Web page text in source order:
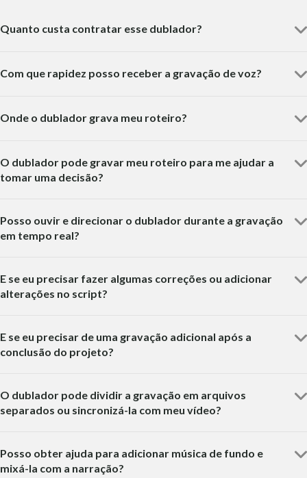
Quanto custa contratar esse dublador?
Com que rapidez posso receber a gravação de voz?
Onde o dublador grava meu roteiro?
O dublador pode gravar meu roteiro para me ajudar a
tomar uma decisão?
Posso ouvir e direcionar o dublador durante a gravação
em tempo real?
E se eu precisar fazer algumas correções ou adicionar
alterações no script?
E se eu precisar de uma gravação adicional após a
conclusão do projeto?
O dublador pode dividir a gravação em arquivos
separados ou sincronizá-la com meu vídeo?
Posso obter ajuda para adicionar música de fundo e
mixá-la com a narração?